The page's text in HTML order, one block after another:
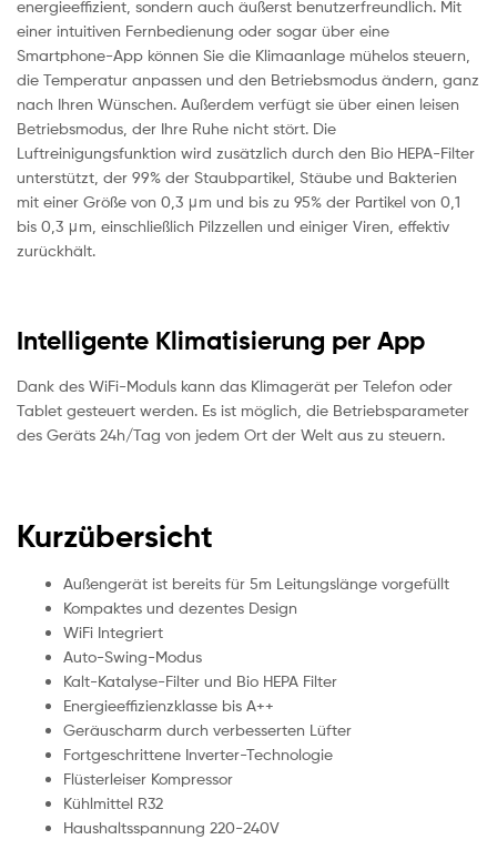
energieeffizient, sondern auch äußerst benutzerfreundlich. Mit
einer intuitiven Fernbedienung oder sogar über eine
Smartphone-App können Sie die Klimaanlage mühelos steuern,
die Temperatur anpassen und den Betriebsmodus ändern, ganz
nach Ihren Wünschen. Außerdem verfügt sie über einen leisen
Betriebsmodus, der Ihre Ruhe nicht stört. Die
Luftreinigungsfunktion wird zusätzlich durch den Bio HEPA-Filter
unterstützt, der 99% der Staubpartikel, Stäube und Bakterien
mit einer Größe von 0,3 μm und bis zu 95% der Partikel von 0,1
bis 0,3 μm, einschließlich Pilzzellen und einiger Viren, effektiv
zurückhält.
Intelligente Klimatisierung per App
Dank des WiFi-Moduls kann das Klimagerät per Telefon oder
Tablet gesteuert werden. Es ist möglich, die Betriebsparameter
des Geräts 24h/Tag von jedem Ort der Welt aus zu steuern.
Kurzübersicht
Außengerät ist bereits für 5m Leitungslänge vorgefüllt
Kompaktes und dezentes Design
WiFi Integriert
Auto-Swing-Modus
Kalt-Katalyse-Filter und Bio HEPA Filter
Energieeffizienzklasse bis A++
Geräuscharm durch verbesserten Lüfter
Fortgeschrittene Inverter-Technologie
Flüsterleiser Kompressor
Kühlmittel R32
Haushaltsspannung 220-240V